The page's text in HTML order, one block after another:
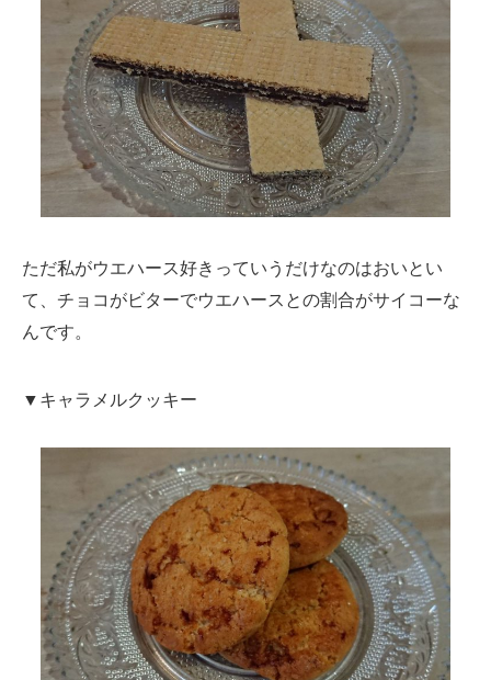
ただ私がウエハース好きっていうだけなのはおいとい
て、チョコがビターでウエハースとの割合がサイコーな
んです。
▼キャラメルクッキー